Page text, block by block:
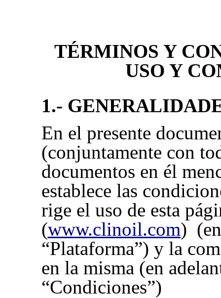
TÉRMINOS Y
USO Y
1.-
En el presente
(conjuntamente con
documentos en él
establece las
rige el uso de esta
(www.clinoil.com)
“Plataforma”) y la
en la misma (en
“Condiciones”)